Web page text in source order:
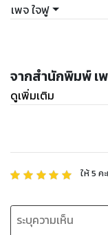
เพจ ใจฟู
จากสำนักพิมพ์ เ
ดูเพิ่มเติม
ให้5 ค